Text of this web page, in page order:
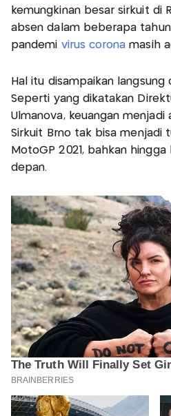
kemungkinan besar sirkuit di
absen dalam beberapa
pandemi virus corona masih
Hal itu disampaikan langsung
Seperti yang dikatakan
Ulmanova, keuangan
Sirkuit Brno tak bisa menjadi
MotoGP 2021, bahkan
depan.